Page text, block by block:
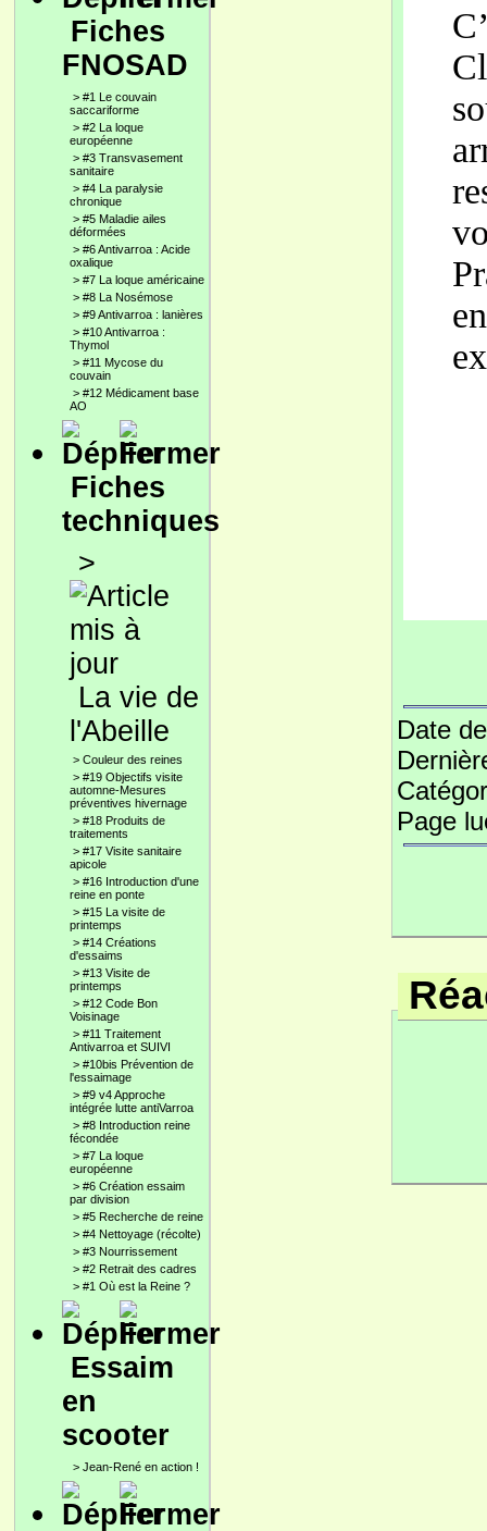
Fiches
FNOSAD
> #1 Le couvain
saccariforme
> #2 La loque
européenne
> #3 Transvasement
sanitaire
> #4 La paralysie
chronique
> #5 Maladie ailes
déformées
> #6 Antivarroa : Acide
oxalique
> #7 La loque américaine
> #8 La Nosémose
> #9 Antivarroa : lanières
> #10 Antivarroa :
Thymol
> #11 Mycose du
couvain
> #12 Médicament base
AO
Fiches
techniques
>
La vie de
l'Abeille
> Couleur des reines
> #19 Objectifs visite
automne-Mesures
préventives hivernage
> #18 Produits de
traitements
> #17 Visite sanitaire
apicole
> #16 Introduction d'une
reine en ponte
> #15 La visite de
printemps
> #14 Créations
d'essaims
> #13 Visite de
printemps
> #12 Code Bon
Voisinage
> #11 Traitement
Antivarroa et SUIVI
> #10bis Prévention de
l'essaimage
> #9 v4 Approche
intégrée lutte antiVarroa
> #8 Introduction reine
fécondée
> #7 La loque
européenne
> #6 Création essaim
par division
> #5 Recherche de reine
> #4 Nettoyage (récolte)
> #3 Nourrissement
> #2 Retrait des cadres
> #1 Où est la Reine ?
Essaim
en
scooter
> Jean-René en action !
Date
Page